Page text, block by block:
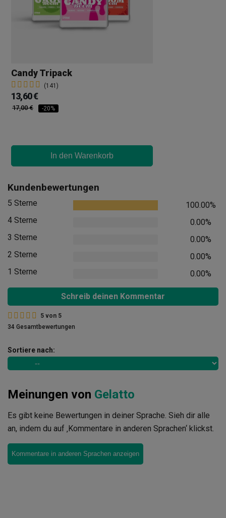
Candy Tripack
(141)
13,60 €
17,00 € -20%
In den Warenkorb
Kundenbewertungen
5 Sterne
100.00%
4 Sterne
0.00%
3 Sterne
0.00%
2 Sterne
0.00%
1 Sterne
0.00%
Schreib deinen Kommentar
5 von 5
34 Gesamtbewertungen
Sortiere nach:
Meinungen von Gelatto
Es gibt keine Bewertungen in deiner Sprache. Sieh dir alle
an, indem du auf ‚Kommentare in anderen Sprachen‘ klickst.
Kommentare in anderen Sprachen anzeigen